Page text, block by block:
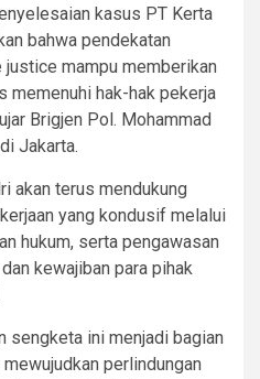
kasus PT Kerta
bahwa pendekatan
mampu memberikan
memenuhi hak-hak pekerja
Brigjen Pol. Mohammad
Jakarta.
akan terus mendukung
yang kondusif melalui
hukum, serta pengawasan
kewajiban para pihak
sengketa ini menjadi bagian
perlindungan